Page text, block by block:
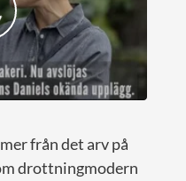
från det arv på
drottningmodern